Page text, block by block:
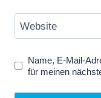
Website
Name, E-Mail-
für meinen